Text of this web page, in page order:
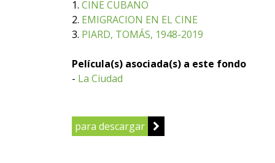
1. CINE CUBANO
2. EMIGRACION EN EL CINE
3. PIARD, TOMÁS, 1948-2019
Película(s) asociada(s) a este fondo
- La Ciudad
para descargar